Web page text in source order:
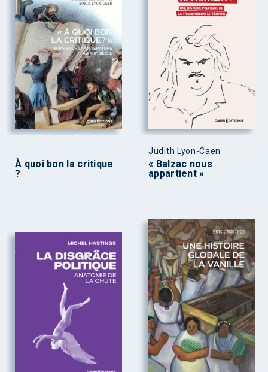
À quoi bon la critique
?
Judith Lyon-Caen
« Balzac nous
appartient »